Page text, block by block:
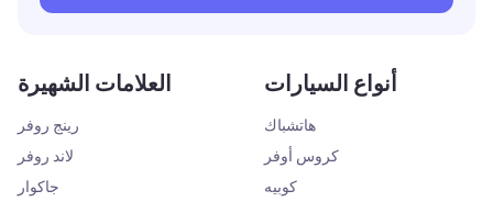
العلامات الشهيرة
رينج روفر
لاند روفر
جاكوار
أنواع السيارات
هاتشباك
كروس أوفر
كوبيه